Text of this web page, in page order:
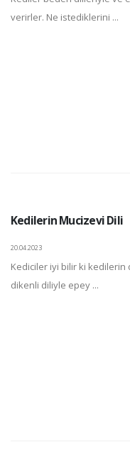
verirler. Ne istediklerini ...
Kedilerin Mucizevi Dili
20.04.2023
Kediciler iyi bilir ki
dikenli diliyle epey ...